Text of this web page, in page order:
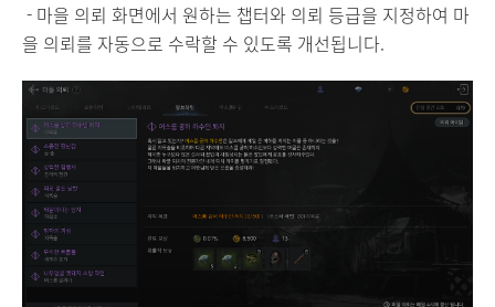
- 마을 의뢰 화면에서 원하는 챕터와 의뢰 등급을 지정하여 마
을 의뢰를 자동으로 수락할 수 있도록 개선됩니다.